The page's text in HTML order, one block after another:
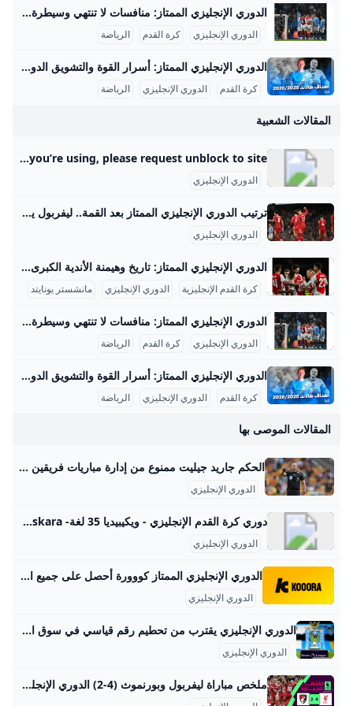
يوم بيوم.
الدوري الإنجليزي الممتاز: منافسات لا تنتهي وسيطرة الأبطال الدوري الإنجليزي الممتاز هو الدوري الأعلى في نظام كرة القدم الإنجليزية، تأسس عام 1992 بعد انفصال أندية الدرجة الأولى عن الدوري الإنجليزي القديم الذي أسس عام 1888. يشارك في الدوري الحالي 20 فريقًا، يلعب كل فريق 38 مباراة خلال موسم يمتد من أغسطس إلى مايو، بإجمالي 380 مباراة في الموسم. يشتهر الدوري بطابعه التنافسي الشديد وبكونه الأكثر مشاهدة عالميًا، حيث حققت أندية الدوري مجتمعة إيرادات بلغت 1.93 مليار دولار في موسم 2007-2008 فقط، مما يعكس قوة وجاذبية هذا الدوري في مجال حقوق البث التجاري والاقتصادي.
الدوري الإنجليزي كرة القدم الرياضة
الدوري الإنجليزي الممتاز: أسرار القوة والتشويق الدوري الإنجليزي الممتاز هو من أشهر البطولات الكروية في العالم، حيث يُعتبر الأكثر مشاهدة عبر القارات. تأسس الدوري في عام 1992 بعد انفصال الأندية الكبيرة عن دوري الدرجة الأولى الإنجليزي، وضم في البداية 22 فريقًا ثم انخفض العدد لاحقًا إلى 20 فريقًا. يبلغ متوسط حضور المباريات الجماهيري حوالي 39,000 متفرج لكل مباراة، مما يجعله الدوري الأعلى حضورًا في أوروبا. وفقًا للإحصائيات، يصل عدد مشاهدي الدوري في التلفاز إلى أكثر من 4 مليارات شخص سنويًا، ما يبرز شعبيته العالمية الهائلة.
كرة القدم الدوري الإنجليزي الرياضة
المقالات الشعبية
Radware Captcha Page …but your activity and behavior on this site made us think that you are a bot. Note: A number of things could be going on here. If you are attempting to access this site using an anonymous Private/Proxy network, please disable that and try accessing site again. Due to previously detected malicious behavior which originated from the network you’re using, please request unblock to site.
الدوري الإنجليزي
ترتيب الدوري الإنجليزي الممتاز بعد القمة.. ليفربول يقترب أكثر من حسم ا� سقطت الستار في الجولة السادسة والعشرين من الدوري الإنجليزي الممتاز ، مساء الأحد ، مع مواجهة نارية بين فرق مانشستر سيتي وفرق ليفربول. شارك على فيسبوكشارك على تويترشارك على واتسابشارك على تيليجرام سقطت الستار في الجولة السادسة والعشرين من الدوري الإنجليزي الممتاز ، مساء الأحد ، مع مواجهة نارية بين فرق مانشستر سيتي وفرق ليفربول. فاز فريق ليفربول بفوزه على نظيره في مانشستر سيتي ، مع هدفين دون رد ، في المباراة التي جمعتهم مساء الأحد ، على ملعب “ittihad” ، في قمة مسابقات الدوري الإنجليزي الممتاز.
الدوري الإنجليزي
الدوري الإنجليزي الممتاز: تاريخ وهيمنة الأندية الكبرى الدوري الإنجليزي الممتاز هو علامة فارقة في تاريخ كرة القدم الإنجليزية، حيث تم تأسيسه رسميًا في 20 فبراير عام 1992، بعد قرار أندية الدرجة الأولى الانفصال عن دوري الدرجة الأولى الذي تأسس عام 1888. جاء هذا القرار استجابةً لرغبة الأندية في الاستفادة من صفقات البث التلفزيوني المربحة وتحقيق استقلالية أكبر في إدارة شؤون كرة القدم، مما أدى إلى تأسيس مسابقة جديدة أصبحت منذ ذلك الحين أعلى مستوى لكرة القدم في إنجلترا.
كرة القدم الإنجليزية الدوري الإنجليزي مانشستر يونايتد
الدوري الإنجليزي الممتاز: منافسات لا تنتهي وسيطرة الأبطال الدوري الإنجليزي الممتاز هو الدوري الأعلى في نظام كرة القدم الإنجليزية، تأسس عام 1992 بعد انفصال أندية الدرجة الأولى عن الدوري الإنجليزي القديم الذي أسس عام 1888. يشارك في الدوري الحالي 20 فريقًا، يلعب كل فريق 38 مباراة خلال موسم يمتد من أغسطس إلى مايو، بإجمالي 380 مباراة في الموسم. يشتهر الدوري بطابعه التنافسي الشديد وبكونه الأكثر مشاهدة عالميًا، حيث حققت أندية الدوري مجتمعة إيرادات بلغت 1.93 مليار دولار في موسم 2007-2008 فقط، مما يعكس قوة وجاذبية هذا الدوري في مجال حقوق البث التجاري والاقتصادي.
الدوري الإنجليزي كرة القدم الرياضة
الدوري الإنجليزي الممتاز: أسرار القوة والتشويق الدوري الإنجليزي الممتاز هو من أشهر البطولات الكروية في العالم، حيث يُعتبر الأكثر مشاهدة عبر القارات. تأسس الدوري في عام 1992 بعد انفصال الأندية الكبيرة عن دوري الدرجة الأولى الإنجليزي، وضم في البداية 22 فريقًا ثم انخفض العدد لاحقًا إلى 20 فريقًا. يبلغ متوسط حضور المباريات الجماهيري حوالي 39,000 متفرج لكل مباراة، مما يجعله الدوري الأعلى حضورًا في أوروبا. وفقًا للإحصائيات، يصل عدد مشاهدي الدوري في التلفاز إلى أكثر من 4 مليارات شخص سنويًا، ما يبرز شعبيته العالمية الهائلة.
كرة القدم الدوري الإنجليزي الرياضة
المقالات الموصى بها
الحكم جاريد جيليت ممنوع من إدارة مباريات فريقين في الدوري الإنجليزي الممتاز - جماهير أرسنال تعارض القرار - غازيتا إكسبريس الحكم جاريد جيليت ممنوع من إدارة مباراتين في الدوري الإنجليزي الممتاز - جماهير أرسنال تعارض ذلك Shqipëriمقدونيانيست.كومبصمة قصيرة وألبانية كرة القدمكرة السلةرياضات أخرى فنموسيقىالنجوميةالتلفزيون/الأفلامأوتوتكمرحالسبت Shqipëriمقدونيانيست.كومبصمة قصيرة وألبانية كرة القدمكرة السلةرياضات أخرى فنموسيقىالنجوميةالتلفزيون/الأفلامأوتوتكمرحالسبت غازيتا اكسبريس 19/08/2025 18:39 كرة القدم غازيتا اكسبريس 19/08/2025 18:39 غازيتا اكسبريس 19/08/2025 18:39لا يُسمح لمعظم حكام الدوري الإنجليزي الممتاز بالتحكيم في مباريات معينة، بسبب ارتباطهم بأندية معينة. لم يكن مشجعو نادي أرسنال سعداء على الإطلاق بعد أن علموا أن جاريد جيليت سيتولى حكم مباراة الدوري الإنجليزي الممتاز بين أرسنال وليدز يونايتد في ملعب الإمارات يوم السبت المقبل.
الدوري الإنجليزي
دوري كرة القدم الإنجليزي - ويكيبيديا 35 لغة- Български বাংলা Bosanski Čeština Deutsch Ελληνικά English Español Eesti Euskara فارسی Suomi עברית Magyar Bahasa Indonesia Íslenska Italiano 한
الدوري الإنجليزي
الدوري الإنجليزي الممتاز كووورة أحصل على جميع الأخبار والتحديثات من الدوري الإنجليزي الممتاز 2025/2026 بما في ذلك أخبار الانتقالات القادمة والمباريات والنتائج المباشرة. المستوى مركز فريق ل ف ت خ ل ع +/- نقاط نتائج 1 مانشستر سيتيمانشستر سيتي 1 1 0 0 4 0 +4 3 2 سندرلاندسندرلاند 1 1 0 0 3 0 +3 3 3 توتنهام هوتسبيرتوتنهام هوتسبير 1 1 0 0 3 0 +3 3 4 ليفربولليفربول 1 1 0 0 4 2 +2 3 5 نوتنجهام فوريستنوتنجهام فوريست 1 1 0 0 3 1 +2 3
الدوري الإنجليزي
الدوري الإنجليزي يقترب من تحطيم رقم قياسي في سوق الانتقالات صحيفة الوطن مع دخول العد التنازلي لنهاية فترة الانتقالات الصيفية في الدوري الإنجليزي الممتاز، تواصل أندية البطولة سباقها المحموم نحو أرقام قياسية جديدة في الإنفاق على اللاعبين، وسط توقعات بصفقات إضافية قد… {{ article.article_subtitle }} {{ authorName() }} {{ article.author_description }} {{ article.formatted_date }}الدوري الإنجليزيالدوري الإنجليزي بحسب موقع “فوتبول ترانسفيرز”، بلغ إجمالي ما أنفقته الأندية الإنجليزية منذ بداية فترة الانتقالات الصيفية مطلع يونيو الماضي 2.26 مليار جنيه إسترليني، بزيادة قدرها 12.7% مقارنة بصيف 2024 الذي شهد إنفاق 1.
الدوري الإنجليزي
ملخص مباراة ليفربول وبورنموث (4-2) الدوري الإنجليزي - الجولة 1 - YouTube ليفربول يستهل الموسم بانتصار مثير على بورنموث#الدوري_الإنجليزي #ليفربول